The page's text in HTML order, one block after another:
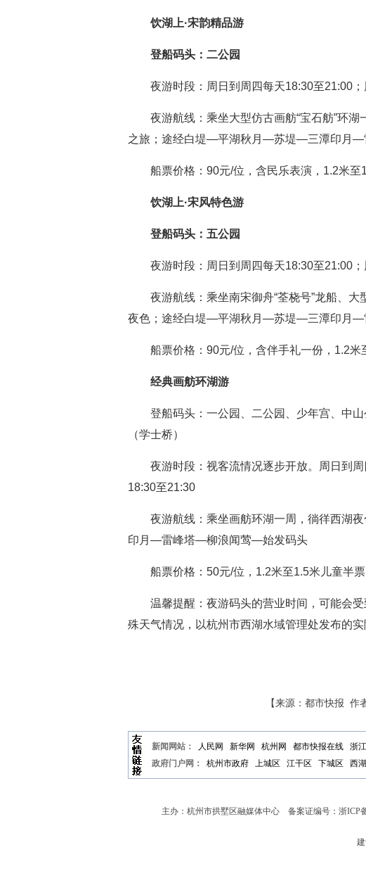
饮湖上·宋韵精品游
登船码头：二公园
夜游时段：周日到周四每天18:30至21:00
夜游航线：乘坐大型仿古画舫“宝石舫”环
之旅；途经白堤—平湖秋月—苏堤—三潭印月
船票价格：90元/位，含民乐表演，1.2米至
饮湖上·宋风特色游
登船码头：五公园
夜游时段：周日到周四每天18:30至21:00
夜游航线：乘坐南宋御舟“荃桡号”龙船、大
夜色；途经白堤—平湖秋月—苏堤—三潭印月
船票价格：90元/位，含伴手礼一份，1.2米
经典画舫环湖游
登船码头：一公园、二公园、少年宫、中
（学士桥）
夜游时段：视客流情况逐步开放。周日到
18:30至21:30
夜游航线：乘坐画舫环湖一周，徜徉西
印月—雷峰塔—柳浪闻莺—始发码头
船票价格：50元/位，1.2米至1.5米儿童半票
温馨提醒：夜游码头的营业时间，可能会
殊天气情况，以杭州市西湖水域管理处发布的实
【来源：都市快报 作
新闻网站： 人民网 新华网 杭州网 都市快报在线 浙
政府门户网：
杭州市政府 上城区 江干区 下城区 西
主办：杭州市拱墅区融媒体中心 备案证编号： 浙ICP